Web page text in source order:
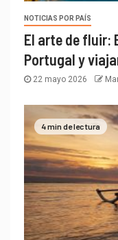
NOTICIAS POR PAÍS
El arte de fluir:
Portugal y
22 mayo 2026
4 min de lectura